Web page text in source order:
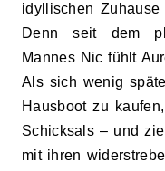
idyllischen
Denn seit dem
Mannes Nic fühlt
Als sich wenig
Hausboot zu
Schicksals – und
mit ihren